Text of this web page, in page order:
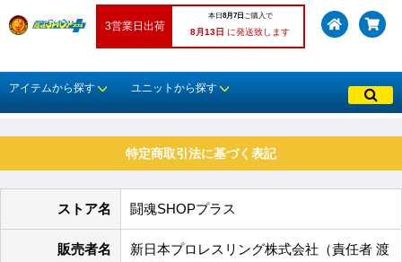
3営業日出荷
本日 8月7日 ご購入で
8月13日 に発送致します
アイテムから探す ユニットから探す
特定商取引法に基づく表記
ストア名 闘魂SHOPプラス
販売者名
新日本プロレスリング株式会社（責任者 渡